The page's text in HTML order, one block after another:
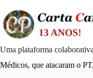
content
Uma plataforma
Médicos, que atacaram o